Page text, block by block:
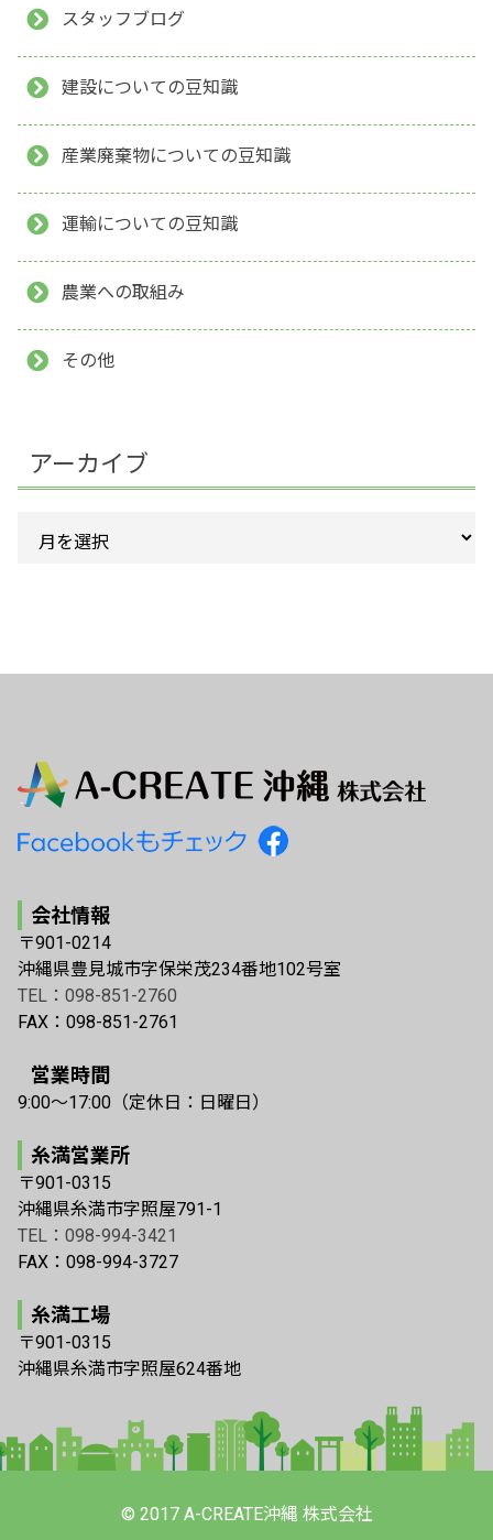
スタッフブログ
建設についての豆知識
産業廃棄物についての豆知識
運輸についての豆知識
農業への取組み
その他
アーカイブ
会社情報
〒901-0214
沖縄県豊見城市字保栄茂234番地102号室
TEL：098-851-2760
FAX：098-851-2761
営業時間
9:00〜17:00（定休日：日曜日）
糸満営業所
〒901-0315
沖縄県糸満市字照屋791-1
TEL：098-994-3421
FAX：098-994-3727
糸満工場
〒901-0315
沖縄県糸満市字照屋624番地
© 2017 A-CREATE沖縄 株式会社